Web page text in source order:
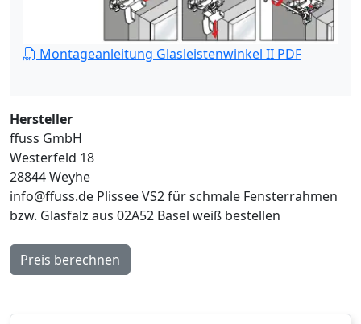
Montageanleitung Glasleistenwinkel II PDF
Hersteller
ffuss GmbH
Westerfeld 18
28844 Weyhe
info@ffuss.de Plissee VS2 für schmale Fensterrahmen
bzw. Glasfalz aus 02A52 Basel weiß bestellen
Preis berechnen